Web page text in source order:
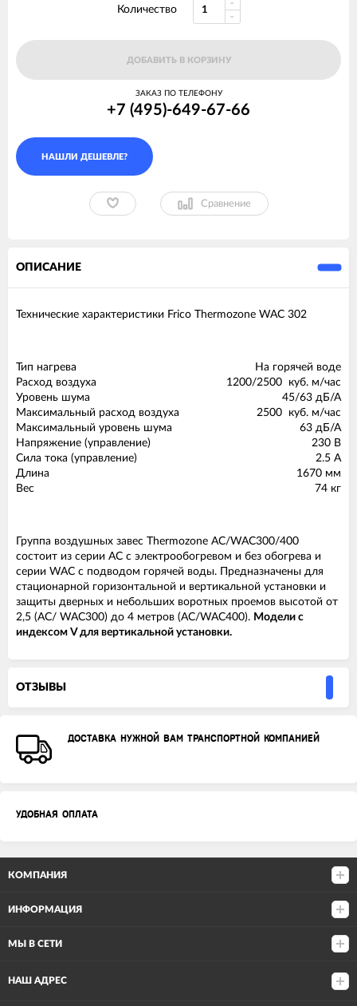
Количество
ДОБАВИТЬ В КОРЗИНУ
ЗАКАЗ ПО ТЕЛЕФОНУ
+7 (495)-649-67-66
Сравнение
ОПИСАНИЕ
Технические характеристики Frico Thermozone WAC 302
Тип нагрева
На горячей воде
Расход воздуха
1200/2500 куб. м/час
Уровень шума
45/63 дБ/А
Максимальный расход воздуха
2500 куб. м/час
Максимальный уровень шума
63 дБ/А
Напряжение (управление)
230 В
Сила тока (управление)
2.5 А
Длина
1670 мм
Вес
74 кг
Группа воздушных завес Thermozone AC/WAC300/400
состоит из серии АС с электрообогревом и без обогрева и
серии WAC с подводом горячей воды. Предназначены для
стационарной горизонтальной и вертикальной установки и
защиты дверных и небольших воротных проемов высотой от
2,5 (АС/ WAC300) до 4 метров (АС/WAC400). Модели с
индексом V для вертикальной установки.
ОТЗЫВЫ
ДОСТАВКА НУЖНОЙ ВАМ ТРАНСПОРТНОЙ КОМПАНИЕЙ
УДОБНАЯ ОПЛАТА
КОМПАНИЯ
ИНФОРМАЦИЯ
МЫ В СЕТИ
НАШ АДРЕС